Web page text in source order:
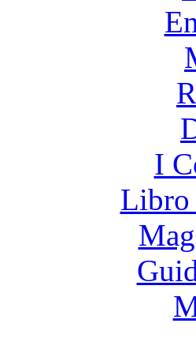
I
Libro